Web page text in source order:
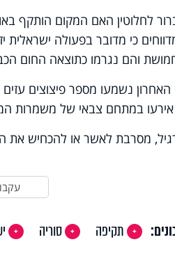
לחלוטין האם המקום הותקף
כי מדובר בפעולה ישראלית
והם נגרמו כתוצאה החום
האחרון נשמעו מספר פיצוצים
אירעו במתחם צבאי של משמרות
מסרבת לאשר או להכחיש את
תקיפה סוריה